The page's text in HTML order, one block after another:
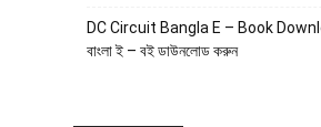
DC Circuit Bangla E – Book
বাংলা ই – বই ডাউনলোড করুন